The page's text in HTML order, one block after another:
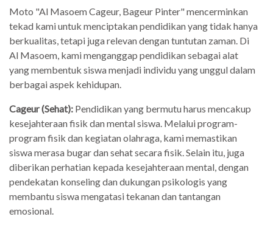
Moto "Al Masoem Cageur, Bageur Pinter" mencerminkan
tekad kami untuk menciptakan pendidikan yang tidak hanya
berkualitas, tetapi juga relevan dengan tuntutan zaman. Di
Al Masoem, kami menganggap pendidikan sebagai alat
yang membentuk siswa menjadi individu yang unggul dalam
berbagai aspek kehidupan.
Cageur (Sehat): Pendidikan yang bermutu harus mencakup
kesejahteraan fisik dan mental siswa. Melalui program-
program fisik dan kegiatan olahraga, kami memastikan
siswa merasa bugar dan sehat secara fisik. Selain itu, juga
diberikan perhatian kepada kesejahteraan mental, dengan
pendekatan konseling dan dukungan psikologis yang
membantu siswa mengatasi tekanan dan tantangan
emosional.